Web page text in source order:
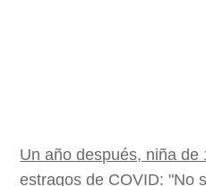
Un año después, niña de
estragos de COVID: "No